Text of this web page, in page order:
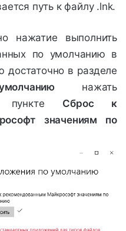
путь к файлу .lnk.
нажатие выполнить
по умолчанию в
достаточно в разделе
нажать
Сброс к
значениям по